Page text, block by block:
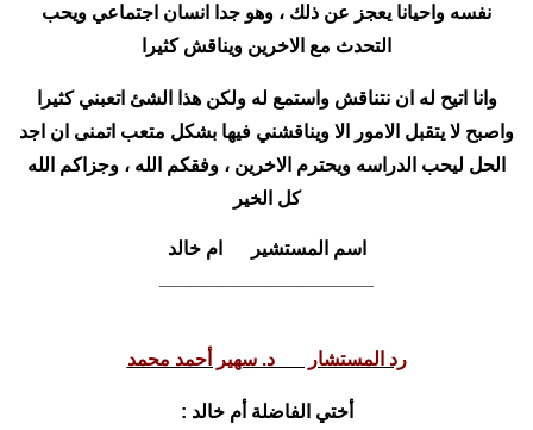
نفسه واحيانا يعجز عن ذلك ، وهو جدا انسان اجتماعي ويحب
التحدث مع الاخرين ويناقش كثيرا
وانا اتيح له ان نتناقش واستمع له ولكن هذا الشئ اتعبني كثيرا
واصبح لا يتقبل الامور الا ويناقشني فيها بشكل متعب اتمنى ان اجد
الحل ليحب الدراسه ويحترم الاخرين ، وفقكم الله ، وجزاكم الله
كل الخير
اسم المستشير ام خالد
رد المستشار د. سهير أحمد محمد
أختي الفاضلة أم خالد :